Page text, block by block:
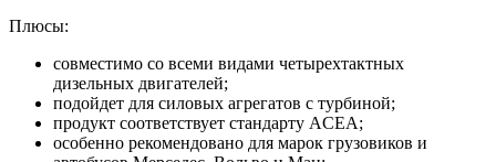
Плюсы:
совместимо со всеми видами четырехтактных
дизельных двигателей;
подойдет для силовых агрегатов с турбиной;
продукт соответствует стандарту ACEA;
особенно рекомендовано для марок грузовиков и